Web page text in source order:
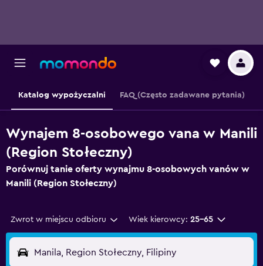
Katalog wypożyczalni FAQ (Często zadawane pytania)
Wynajem 8-osobowego vana w Manili
(Region Stołeczny)
Porównuj tanie oferty wynajmu 8-osobowych vanów w
Manili (Region Stołeczny)
Zwrot w miejscu odbioru Wiek kierowcy: 25-65
Manila, Region Stołeczny, Filipiny